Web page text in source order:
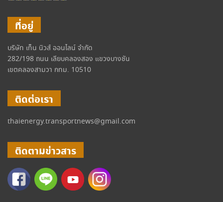
ที่อยู่
บริษัท เท็น นิวส์ ออนไลน์ จำกัด
282/198 ถนน เลียบคลองสอง แขวงบางชัน
เขตคลองสามวา กทม. 10510
ติดต่อเรา
thaienergy.transportnews@gmail.com
ติดตามข่าวสาร